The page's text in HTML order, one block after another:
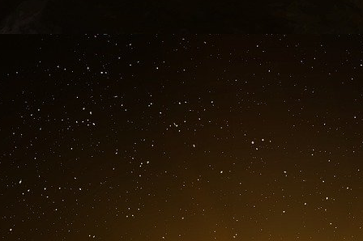
être comprise uniquement en termes
comme la manière dont une partie de la «
une autre, comme l’a noté James
distributive des années 1970, lorsque le
les classes ouvrières et leurs organisations,
du capital par la compression des salaires
compétitive » ancrée dans le SME a
« privés » de l’outil de la dévaluation
salaires et l’austérité fiscale comme les
pays.